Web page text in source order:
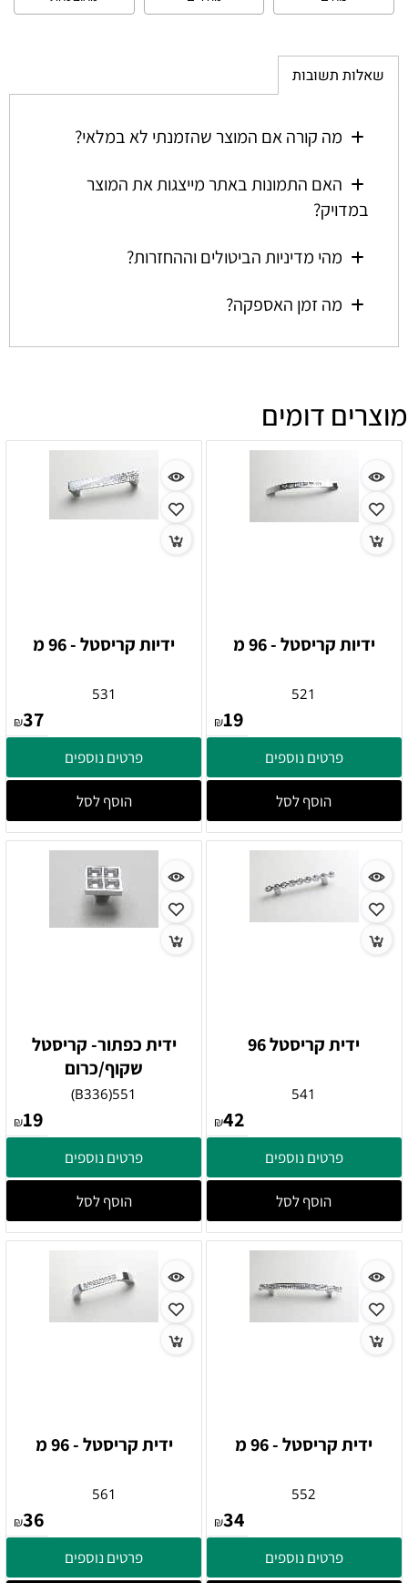
שאלות תשובות
מה קורה אם המוצר שהזמנתי לא במלאי?
האם התמונות באתר מייצגות את המוצר
במדויק?
מהי מדיניות הביטולים וההחזרות?
מה זמן האספקה?
מוצרים דומים
ידיות קריסטל - 96 מ
521
₪19
פרטים נוספים
הוסף לסל
ידיות קריסטל - 96 מ
531
₪37
פרטים נוספים
הוסף לסל
ידית קריסטל 96
541
₪42
פרטים נוספים
הוסף לסל
ידית כפתור- קריסטל
שקוף/כרום
551(B336)
₪19
פרטים נוספים
הוסף לסל
ידית קריסטל - 96 מ
552
₪34
פרטים נוספים
ידית קריסטל - 96 מ
561
₪36
פרטים נוספים